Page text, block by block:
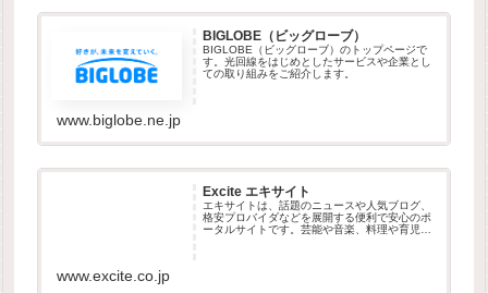
BIGLOBE（ビッグローブ）
BIGLOBE（ビッグローブ）のトップページで
す。光回線をはじめとしたサービスや企業とし
ての取り組みをご紹介します。
www.biglobe.ne.jp
Excite エキサイト
エキサイトは、話題のニュースや人気ブログ、
格安プロバイダなどを展開する便利で安心のポ
ータルサイトです。芸能や音楽、料理や育児の
www.excite.co.jp